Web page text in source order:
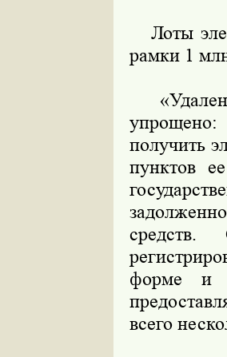
Лоты
рамки 1
получить
пунктов
форме и
всего